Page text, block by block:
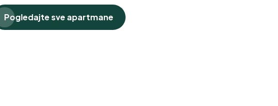
Pogledajte sve apartmane